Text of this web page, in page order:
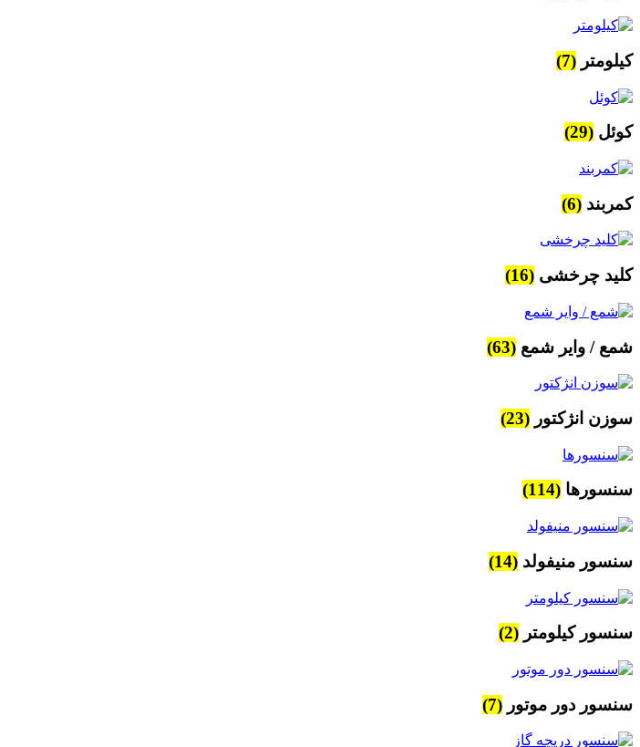
کیلومتر (7)
کوئل (29)
کمربند (6)
کلید چرخشی (16)
شمع / وایر شمع (63)
سوزن انژکتور (23)
سنسورها (114)
سنسور منیفولد (14)
سنسور کیلومتر (2)
سنسور دور موتور (7)